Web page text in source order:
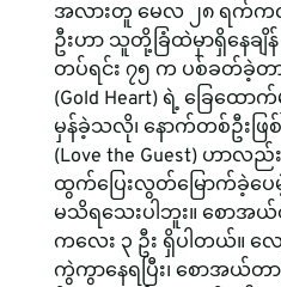
အလားတူ မေလ ၂၈ ရက်က
ဦးဟာ သူတို့ခြံထဲမှာရှိနေချိ
တပ်ရင်း ၇၅ က ပစ်ခတ်ခဲ့တ
(Gold Heart) ရဲ့ ခြေထ
မှန်ခဲ့သလို၊ နောက်တစ်ဦးဖ
(Love the Guest) ဟာလ
ထွက်ပြေးလွတ်မြောက်ခဲ့ပ
မသိရသေးပါဘူး။ စောအယ်တ
ကလေး ၃ ဦး ရှိပါတယ်။ လ
ကွဲကွာနေရပြီး၊ စောအယ်